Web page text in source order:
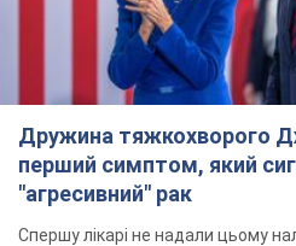
Дружина тяжкохворого
перший симптом, який
"агресивний" рак
Спершу лікарі не надали цьому